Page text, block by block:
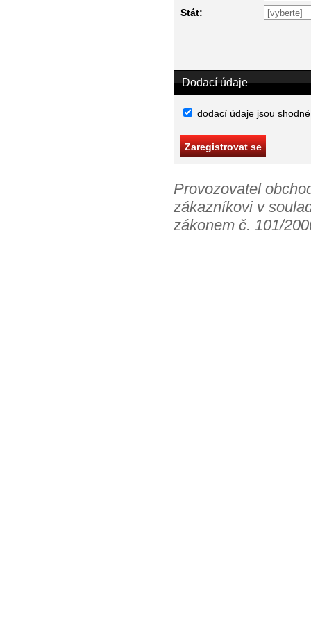
Stát:
Dodací údaje
dodací údaje jsou
Provozovatel
zákazníkovi v
zákonem č. 101/